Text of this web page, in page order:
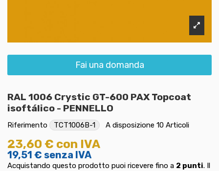
Fai una domanda
RAL 1006 Crystic GT-600 PAX Topcoat
isoftálico - PENNELLO
Riferimento TCT1006B-1 A disposizione 10 Articoli
23,60 € con IVA
19,51 € senza IVA
Acquistando questo prodotto puoi ricevere fino a 2 punti. Il